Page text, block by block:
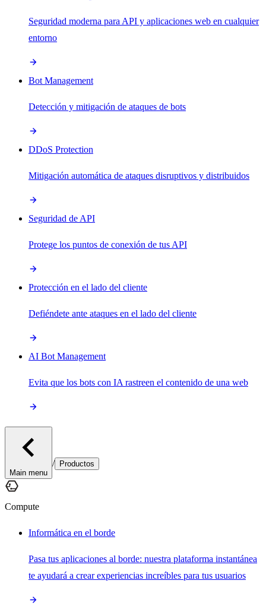
Seguridad moderna para API y aplicaciones web en cualquier
entorno
Bot Management
Detección y mitigación de ataques de bots
DDoS Protection
Mitigación automática de ataques disruptivos y distribuidos
Seguridad de API
Protege los puntos de conexión de tus API
Protección en el lado del cliente
Defiéndete ante ataques en el lado del cliente
AI Bot Management
Evita que los bots con IA rastreen el contenido de una web
Main menu
/ Productos
Compute
Informática en el borde
Pasa tus aplicaciones al borde: nuestra plataforma instantánea
te ayudará a crear experiencias increíbles para tus usuarios